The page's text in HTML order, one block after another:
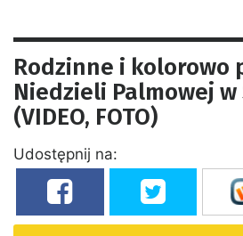
Rodzinne i kolorowo
Niedzieli Palmowej
(VIDEO, FOTO)
Udostępnij na: